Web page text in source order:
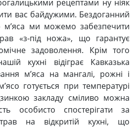
рецептами ну ніяк
вас байдужими. Бездоганний
м’яса ми можемо забезпечити
«з-під ножа», що гарантує
задоволення. Крім того
кухні відіграє Кавказька
м’яса на мангалі, рожні і
готується при температурі
закладу сміливо можна
особисто спостерігати за
на відкритій кухні, що